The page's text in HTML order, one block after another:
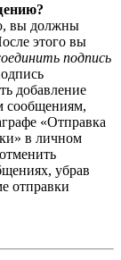
вы должны
этого вы
подпись
добавление
сообщениям,
«Отправка
в личном
убрав
отправки